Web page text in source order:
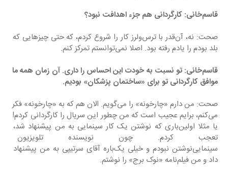
قاسم‌خانی: کارگردانی هم جزء اهدافت نبود؟
صحت: نه، آن‌قدر با ترس‌ولرز کار را شروع کردم، که حتی چیزهایی که
بلد بودم را یادم رفته بود. اصلا نمی‌توانستم تمرکز کنم.
قاسم‌خانی: تو نسبت به خودت این احساس را داری. آن زمان همه ما
موافق کارگردانی تو برای «ساختمان پزشکان» بودیم.
صحت: من دارم «چارخونه» را می‌گویم. الان هم که به «چارخونه» فکر
می‌کنم، برایم عجیب است که من چطور این سریال را کارگردانی کردم!
یا مثلا اولین‌باری که نوشتن یک کار سینمایی به من پیشنهاد شد،
تعجب کردم. چون نویسنده
سینمایی‌نوشتن نبودم و خیلی یک‌باره آقای سرتیپی به من پیشنهاد
داد و من فیلم‌نامه «نوک‌ برج» را نوشتم.